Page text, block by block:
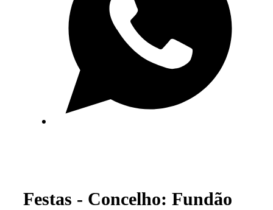
Festas - Concelho: Fundão